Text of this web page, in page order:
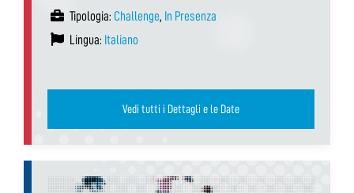
Tipologia: Challenge, In Presenza
Lingua: Italiano
Vedi tutti i Dettagli e le Date